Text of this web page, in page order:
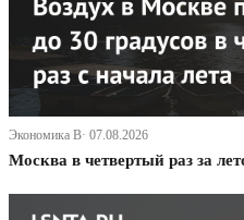
Экономика В· 07.08.2026
Москва в четвертый раз за